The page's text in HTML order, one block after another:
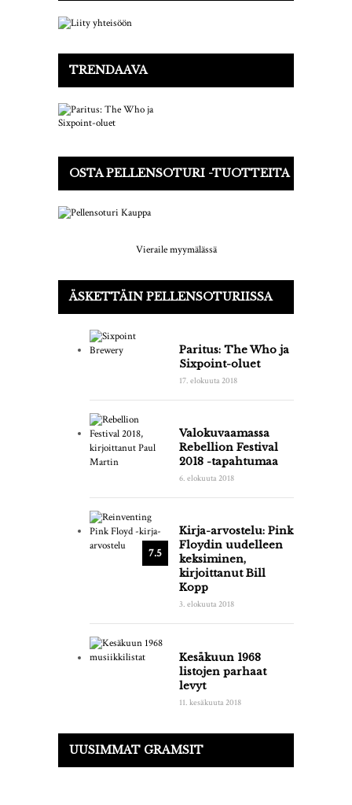
TRENDAAVA
OSTA PELLENSOTURI -TUOTTEITA
Vieraile myymälässä
ÄSKETTÄIN PELLENSOTURIISSA
Paritus: The Who ja
Sixpoint-oluet
17. elokuuta 2018
Valokuvaamassa
Rebellion Festival
2018 -tapahtumaa
6. elokuuta 2018
7.5
Kirja-arvostelu: Pink
Floydin uudelleen
keksiminen,
kirjoittanut Bill
Kopp
3. elokuuta 2018
Kesäkuun 1968
listojen parhaat
levyt
11. kesäkuuta 2018
UUSIMMAT GRAMSIT